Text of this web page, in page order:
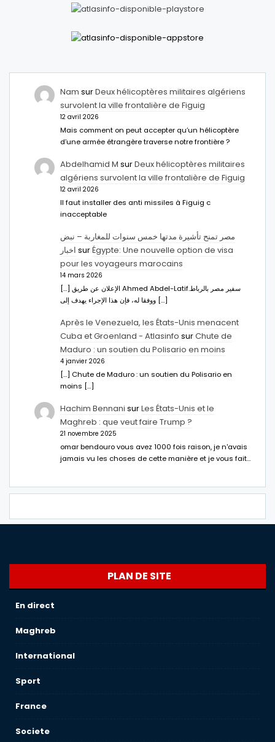
Nam surDeux hélicoptères militaires algériens
survolent la ville frontalière de Figuig
12 avril 2026
Mais comment on peut accepter qu’un hélicoptère
d’une armée étrangère traverse notre frontière ?
Abdelhamid M surDeux hélicoptères militaires
algériens survolent la ville frontalière de Figuig
12 avril 2026
Il faut installer des anti missiles à Figuig c
inacceptable
مصر تمنح تأشيرة مدتها خمس سنوات للمغاربة – نبض
اخبار surÉgypte: Une nouvelle option de visa
pour les voyageurs marocains
14 mars 2026
[…] الإعلان عن طريق Ahmed Abdel-Latifسفير مصر بالرباط.
ووفقا له، فإن هذا الإجراء يهدف إلى […]
Après le Venezuela, les États-Unis menacent
Cuba et Groenland - Atlasinfo surChute de
Maduro : un soutien du Polisario en moins
4 janvier 2026
[…] Chute de Maduro : un soutien du Polisario en
moins […]
Hachim Bennani surLes États-Unis et le
Maghreb : que veut faire Trump ?
21 novembre 2025
omar bendouro vous avez 1000 fois raison, je n'avais
jamais vu les choses de cette manière et je vous fait…
PLAN DE SITE
En direct
Maghreb
International
Sport
France
Societe